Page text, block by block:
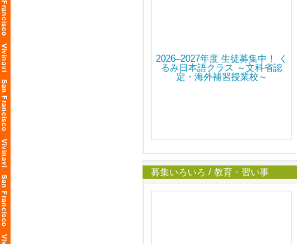
募集いろいろ / 教育・習い事